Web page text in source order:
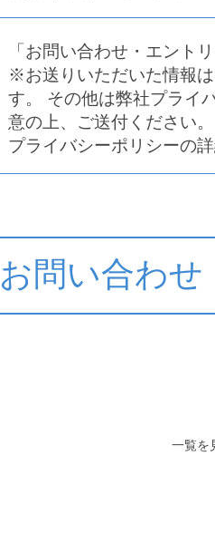
「お問い合わせ・エント
※お送りいただいた情報
す。 その他は弊社プライ
意の上、ご送付ください。
プライバシーポリシーの詳
お問い合わせ
一覧を